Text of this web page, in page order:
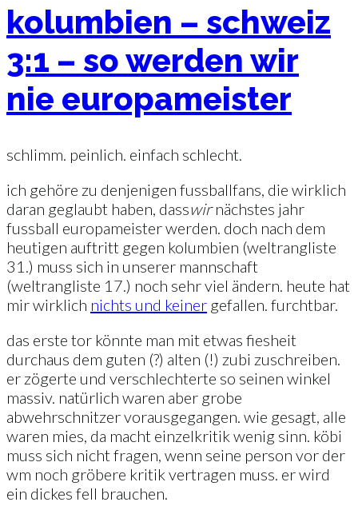
kolumbien – schweiz
3:1 – so werden wir
nie europameister
schlimm. peinlich. einfach schlecht.
ich gehöre zu denjenigen fussballfans, die wirklich
daran geglaubt haben, dasswirnächstes jahr
fussball europameister werden. doch nach dem
heutigen auftritt gegen kolumbien (weltrangliste
31.) muss sich in unserer mannschaft
(weltrangliste 17.) noch sehr viel ändern. heute hat
mir wirklich nichts und keiner gefallen. furchtbar.
das erste tor könnte man mit etwas fiesheit
durchaus dem guten (?) alten (!) zubi zuschreiben.
er zögerte und verschlechterte so seinen winkel
massiv. natürlich waren aber grobe
abwehrschnitzer vorausgegangen. wie gesagt, alle
waren mies, da macht einzelkritik wenig sinn. köbi
muss sich nicht fragen, wenn seine person vor der
wm noch gröbere kritik vertragen muss. er wird
ein dickes fell brauchen.